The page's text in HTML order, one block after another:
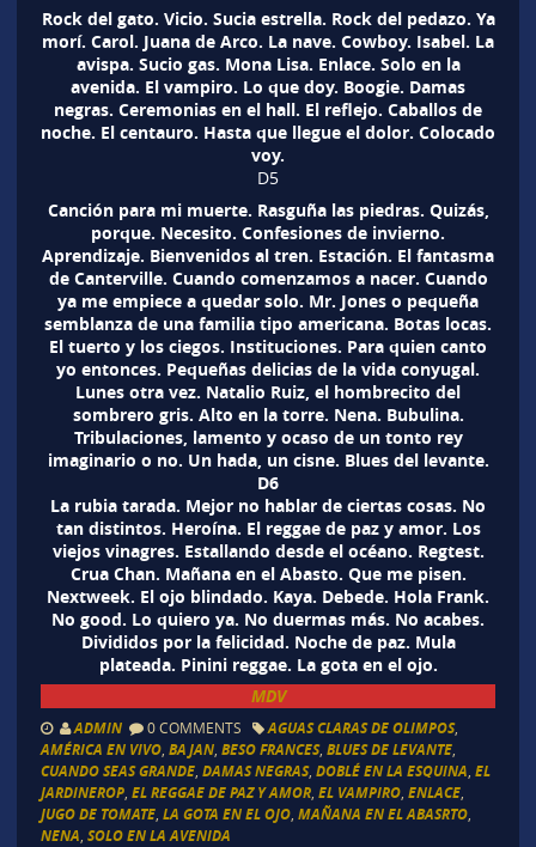
Rock del gato. Vicio. Sucia estrella. Rock del pedazo. Ya
morí. Carol. Juana de Arco. La nave. Cowboy. Isabel. La
avispa. Sucio gas. Mona Lisa. Enlace. Solo en la
avenida. El vampiro. Lo que doy. Boogie. Damas
negras. Ceremonias en el hall. El reflejo. Caballos de
noche. El centauro. Hasta que llegue el dolor. Colocado
voy.
D5
Canción para mi muerte. Rasguña las piedras. Quizás,
porque. Necesito. Confesiones de invierno.
Aprendizaje. Bienvenidos al tren. Estación. El fantasma
de Canterville. Cuando comenzamos a nacer. Cuando
ya me empiece a quedar solo. Mr. Jones o pequeña
semblanza de una familia tipo americana. Botas locas.
El tuerto y los ciegos. Instituciones. Para quien canto
yo entonces. Pequeñas delicias de la vida conyugal.
Lunes otra vez. Natalio Ruiz, el hombrecito del
sombrero gris. Alto en la torre. Nena. Bubulina.
Tribulaciones, lamento y ocaso de un tonto rey
imaginario o no. Un hada, un cisne. Blues del levante.
D6
La rubia tarada. Mejor no hablar de ciertas cosas. No
tan distintos. Heroína. El reggae de paz y amor. Los
viejos vinagres. Estallando desde el océano. Regtest.
Crua Chan. Mañana en el Abasto. Que me pisen.
Nextweek. El ojo blindado. Kaya. Debede. Hola Frank.
No good. Lo quiero ya. No duermas más. No acabes.
Divididos por la felicidad. Noche de paz. Mula
plateada. Pinini reggae. La gota en el ojo.
MDV
ADMIN 0 COMMENTS AGUAS CLARAS DE OLIMPOS,
AMÉRICA EN VIVO, BAJAN, BESO FRANCES, BLUES DE LEVANTE,
CUANDO SEAS GRANDE, DAMAS NEGRAS, DOBLÉ EN LA ESQUINA EL
JARDINEROP, EL REGGAE DE PAZ Y AMOR, EL VAMPIRO, ENLACE,
JUGO DE TOMATE, LA GOTA EN EL OJO, MAÑANA EN EL ABASRTO,
NENA SOLO EN LA AVENIDA